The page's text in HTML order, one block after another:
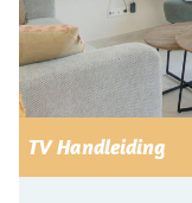
TV Handleiding